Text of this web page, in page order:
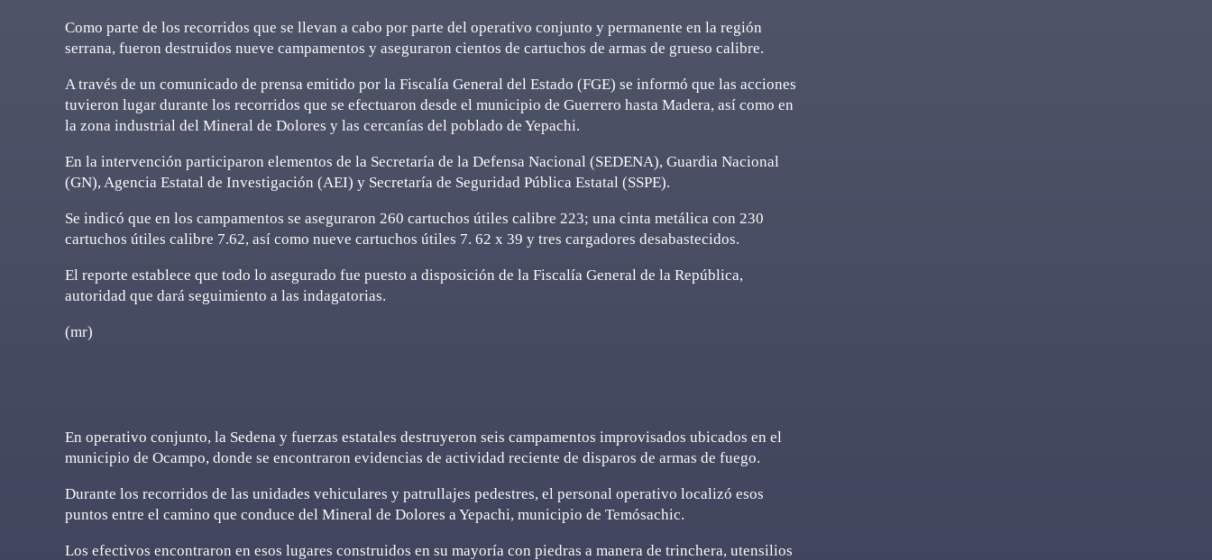
Como parte de los recorridos que se llevan a cabo por parte del operativo conjunto y permanente en la región
serrana, fueron destruidos nueve campamentos y aseguraron cientos de cartuchos de armas de grueso calibre.
A través de un comunicado de prensa emitido por la Fiscalía General del Estado (FGE) se informó que las acciones
tuvieron lugar durante los recorridos que se efectuaron desde el municipio de Guerrero hasta Madera, así como en
la zona industrial del Mineral de Dolores y las cercanías del poblado de Yepachi.
En la intervención participaron elementos de la Secretaría de la Defensa Nacional (SEDENA), Guardia Nacional
(GN), Agencia Estatal de Investigación (AEI) y Secretaría de Seguridad Pública Estatal (SSPE).
Se indicó que en los campamentos se aseguraron 260 cartuchos útiles calibre 223; una cinta metálica con 230
cartuchos útiles calibre 7.62, así como nueve cartuchos útiles 7. 62 x 39 y tres cargadores desabastecidos.
El reporte establece que todo lo asegurado fue puesto a disposición de la Fiscalía General de la República,
autoridad que dará seguimiento a las indagatorias.
(mr)
En operativo conjunto, la Sedena y fuerzas estatales destruyeron seis campamentos improvisados ubicados en el
municipio de Ocampo, donde se encontraron evidencias de actividad reciente de disparos de armas de fuego.
Durante los recorridos de las unidades vehiculares y patrullajes pedestres, el personal operativo localizó esos
puntos entre el camino que conduce del Mineral de Dolores a Yepachi, municipio de Temósachic.
Los efectivos encontraron en esos lugares construidos en su mayoría con piedras a manera de trinchera, utensilios